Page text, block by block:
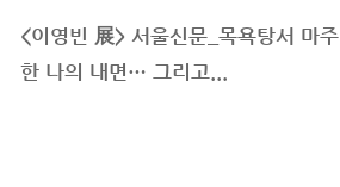
<이영빈 展> 서울신문_목욕탕서 마주
한 나의 내면… 그리고...